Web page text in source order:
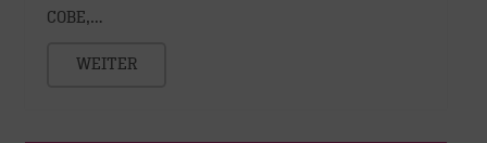
COBE,…
WEITER